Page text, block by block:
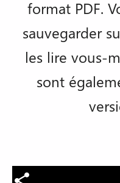
format PDF.
sauvegarder
les lire vous-
sont